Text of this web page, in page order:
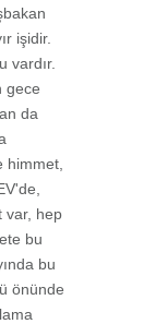
işidir.
vardır.
gece
da
himmet,
var, hep
bu
bu
önünde